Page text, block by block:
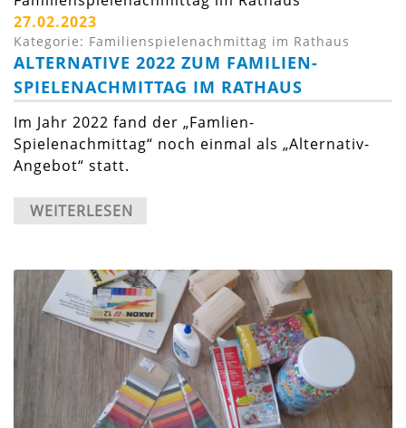
27.02.2023
Kategorie: Familienspielenachmittag im Rathaus
ALTERNATIVE 2022 ZUM FAMILIEN-
SPIELENACHMITTAG IM RATHAUS
Im Jahr 2022 fand der „Famlien-
Spielenachmittag“ noch einmal als „Alternativ-
Angebot“ statt.
WEITERLESEN